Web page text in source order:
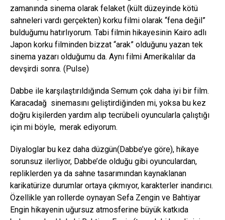
zamanında sinema olarak felaket (kült düzeyinde kötü
sahneleri vardı gerçekten) korku filmi olarak “fena değil”
bulduğumu hatırlıyorum. Tabi filmin hikayesinin Kairo adlı
Japon korku filminden bizzat “arak” olduğunu yazan tek
sinema yazarı olduğumu da. Aynı filmi Amerikalılar da
devşirdi sonra. (Pulse)
Dabbe ile karşılaştırıldığında Semum çok daha iyi bir film.
Karacadağ sinemasını geliştirdiğinden mi, yoksa bu kez
doğru kişilerden yardım alıp tecrübeli oyuncularla çalıştığı
için mi böyle, merak ediyorum.
Diyaloglar bu kez daha düzgün(Dabbe’ye göre), hikaye
sorunsuz ilerliyor, Dabbe’de olduğu gibi oyunculardan,
repliklerden ya da sahne tasarımından kaynaklanan
karikatürize durumlar ortaya çıkmıyor, karakterler inandırıcı.
Özellikle yan rollerde oynayan Sefa Zengin ve Bahtiyar
Engin hikayenin uğursuz atmosferine büyük katkıda